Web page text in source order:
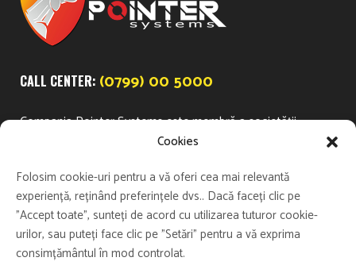
Cookies
Folosim cookie-uri pentru a vă oferi cea mai relevantă
experiență, reținând preferințele dvs.. Dacă faceți clic pe
"Accept toate", sunteți de acord cu utilizarea tuturor cookie-
urilor, sau puteți face clic pe "Setări" pentru a vă exprima
consimțământul în mod controlat.
CALL CENTER: (0799) 00 5000
Compania Pointer Systems este membră a societății
multinaționale Pointer Telocation LTD, listată pe piața
servicii de calitate superioară în industria de automobile
și în domeniul asigurărilor. Firma, cu sediul principal în
Israel, are subsidiare în Argentina, Brazilia, Mexic și Africa
de Sud și parteneri independenți în peste 30 de țări din
Europa, Asia și America Latină.